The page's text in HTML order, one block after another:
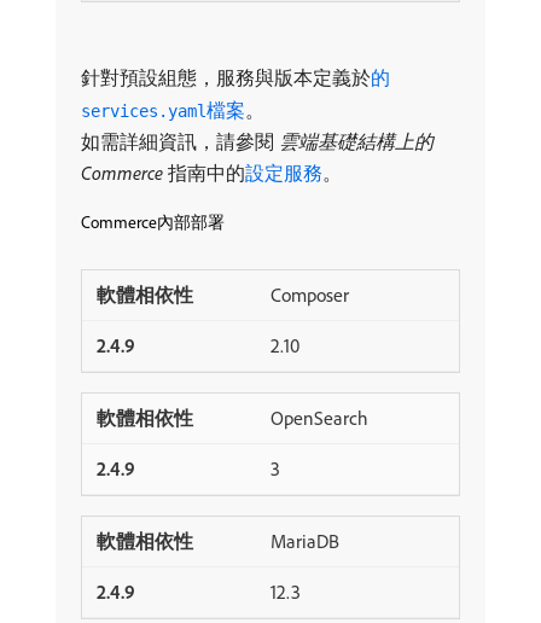
針對預設組態，服務與版本定義於的
services.yaml檔案。
如需詳細資訊，請參閱 雲端基礎結構上的
Commerce ​指南中的設定服務。
Commerce內部部署
Composer
2.10
OpenSearch
3
MariaDB
12.3